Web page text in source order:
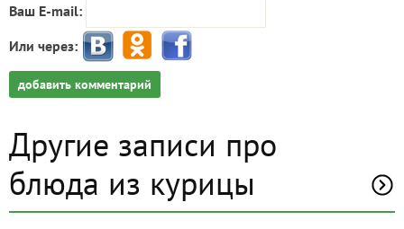
Ваш E-mail:
Или через:
добавить комментарий
Другие записи про
блюда из курицы